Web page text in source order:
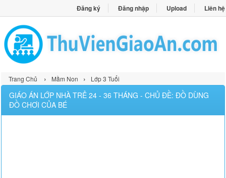
Đăng ký Đăng nhập Upload Liên hệ
Trang Chủ › Mầm Non › Lớp 3 Tuổi
GIÁO ÁN LỚP NHÀ TRẺ 24 - 36 THÁNG - CHỦ ĐỀ: ĐỒ DÙNG
ĐỒ CHƠI CỦA BÉ